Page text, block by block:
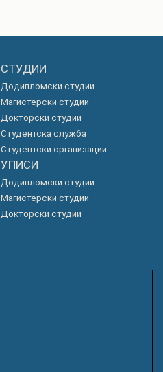
СТУДИИ
Додипломски студии
Магистерски студии
Докторски студии
Студентска служба
Студентски организации
УПИСИ
Додипломски студии
Магистерски студии
Докторски студии